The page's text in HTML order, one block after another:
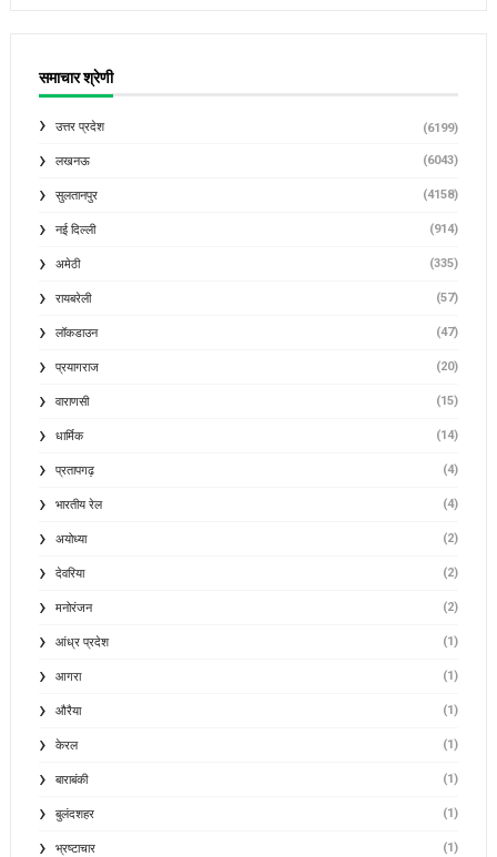
समाचार श्रेणी
उत्तर प्रदेश (6199)
लखनऊ (6043)
सुलतानपुर (4158)
नई दिल्ली (914)
अमेठी (335)
रायबरेली (57)
लॉकडाउन (47)
प्रयागराज (20)
वाराणसी (15)
धार्मिक (14)
प्रतापगढ़ (4)
भारतीय रेल (4)
अयोध्या (2)
देवरिया (2)
मनोरंजन (2)
आंध्र प्रदेश (1)
आगरा (1)
औरैया (1)
केरल (1)
बाराबंकी (1)
बुलंदशहर (1)
भ्रष्टाचार (1)